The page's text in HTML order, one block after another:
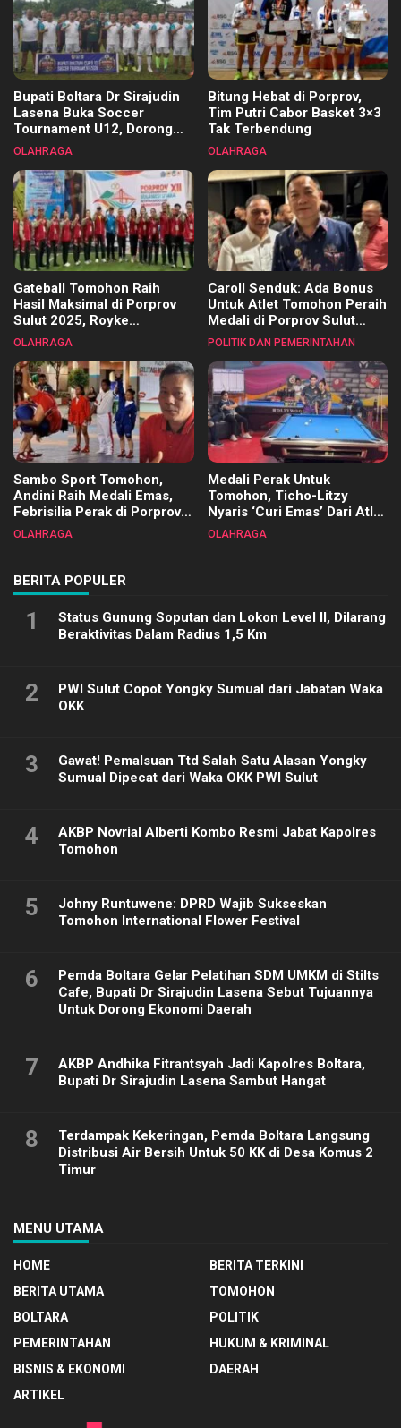
Bupati Boltara Dr Sirajudin
Lasena Buka Soccer
Tournament U12, Dorong
Pembinaan Merata di Setiap
OLAHRAGA
Bitung Hebat di Porprov,
Tim Putri Cabor Basket 3×3
Tak Terbendung
OLAHRAGA
Gateball Tomohon Raih
Hasil Maksimal di Porprov
Sulut 2025, Royke
Tangkawarouw Ucapkan
OLAHRAGA
Caroll Senduk: Ada Bonus
Untuk Atlet Tomohon Peraih
Medali di Porprov Sulut
2025
POLITIK DAN PEMERINTAHAN
Sambo Sport Tomohon,
Andini Raih Medali Emas,
Febrisilia Perak di Porprov
Sulut 2025
OLAHRAGA
Medali Perak Untuk
Tomohon, Ticho-Litzy
Nyaris ‘Curi Emas’ Dari Atlet
Biliar PON di Porprov Sulut
OLAHRAGA
BERITA POPULER
1
Status Gunung Soputan dan Lokon Level II, Dilarang
Beraktivitas Dalam Radius 1,5 Km
2
PWI Sulut Copot Yongky Sumual dari Jabatan Waka
OKK
3
Gawat! Pemalsuan Ttd Salah Satu Alasan Yongky
Sumual Dipecat dari Waka OKK PWI Sulut
4
AKBP Novrial Alberti Kombo Resmi Jabat Kapolres
Tomohon
5
Johny Runtuwene: DPRD Wajib Sukseskan
Tomohon International Flower Festival
6
Pemda Boltara Gelar Pelatihan SDM UMKM di Stilts
Cafe, Bupati Dr Sirajudin Lasena Sebut Tujuannya
Untuk Dorong Ekonomi Daerah
7
AKBP Andhika Fitrantsyah Jadi Kapolres Boltara,
Bupati Dr Sirajudin Lasena Sambut Hangat
8
Terdampak Kekeringan, Pemda Boltara Langsung
Distribusi Air Bersih Untuk 50 KK di Desa Komus 2
Timur
MENU UTAMA
HOME
BERITA TERKINI
BERITA UTAMA
TOMOHON
BOLTARA
POLITIK
PEMERINTAHAN
HUKUM & KRIMINAL
BISNIS & EKONOMI
DAERAH
ARTIKEL